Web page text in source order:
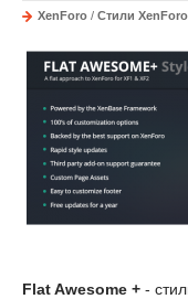
XenForo / Стили XenForo
Flat Awesome + -